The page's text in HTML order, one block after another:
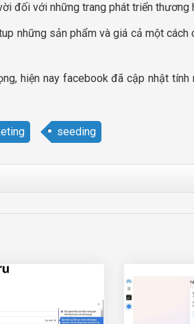
đối với những trang phát triển
những sản phẩm và giá cả một
hiện nay facebook đã cập nhật
seeding